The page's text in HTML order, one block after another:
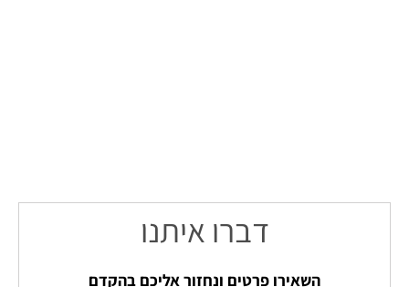
דברו איתנו
השאירו פרטים ונחזור אליכם בהקדם